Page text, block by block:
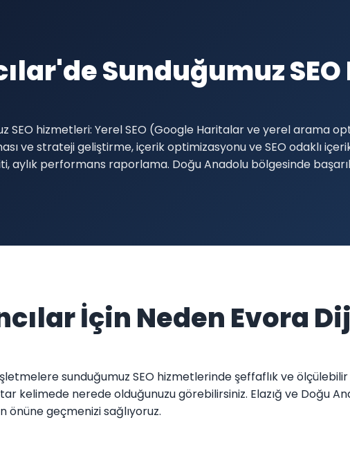
Sunduğumuz
SEO hizmetleri: Yerel SEO (Google Haritalar ve yerel arama
ve strateji geliştirme, içerik optimizasyonu ve SEO odaklı
aylık performans raporlama. Doğu Anadolu bölgesinde
İçin Neden Evora
sunduğumuz SEO hizmetlerinde şeffaflık ve
kelimede nerede olduğunuzu görebilirsiniz. Elazığ ve Doğu
önüne geçmenizi sağlıyoruz.